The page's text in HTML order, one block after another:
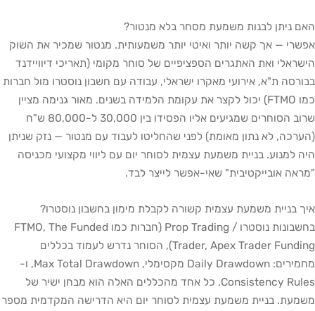
האם ניתן לבנות משמעת מסחר בלא מנטור?
אפשרי — אך קשה יותר ואיטי יותר משמעותית. מנטור שמכיר את השוק
הישראלי ואת האתגרים הספציפיים של סוחר מקומי (תאריכי דיוויידנד
בבורסה ת"א, אירועי מאקרו ישראלי, עבודה עם חשבון נוסטרו מול חברות
כמו FTMO) יכול לקצר את עקומת הלמידה בשנים. מאור גנימה מציין
שרוב הסוחרים שמגיעים אליו הפסידו בין 30,000 ל-80,000 ש"ח
(הערכה, לא נתון מאומת) לפני שהחליטו לעבוד עם מנטור — נזק שניתן
היה למנוע. בניית משמעת עצמית לסוחר יום עם ליווי מקצועי מכניסה
"מראה אובייקטיבית" שאי-אפשר לייצר לבד.
איך בניית משמעת עצמית קשורה לקבלת מימון בחשבון נוסטרו?
בחשבונות נוסטרו / Prop Trading (חברות כמו FTMO, The Funded
Trader, Apex Trader Funding), הסוחר נדרש לעמוד בכללים
מחמירים: Daily Drawdown מקסימלי, Max Total Drawdown, ו-
Consistency Rules. כל אחד מהכללים האלה הוא מבחן ישיר של
משמעת. בניית משמעת עצמית לסוחר יום היא הדרישה המקדמית מספר